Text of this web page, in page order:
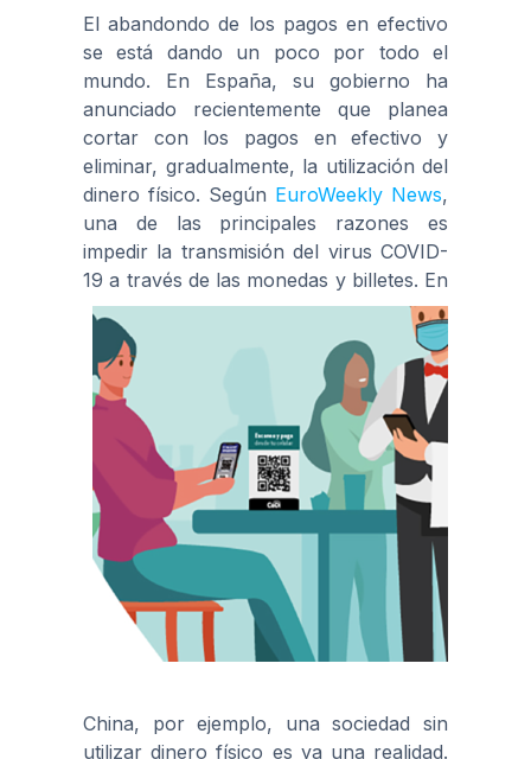
El abandondo de los pagos en efectivo
se está dando un poco por todo el
mundo. En España, su gobierno ha
anunciado recientemente que planea
cortar con los pagos en efectivo y
eliminar, gradualmente, la utilización del
dinero físico. Según EuroWeekly News,
una de las principales razones es
impedir la transmisión del virus COVID-
19 a través de las monedas y billetes. En
China, por ejemplo, una sociedad sin
utilizar dinero físico es ya una realidad.